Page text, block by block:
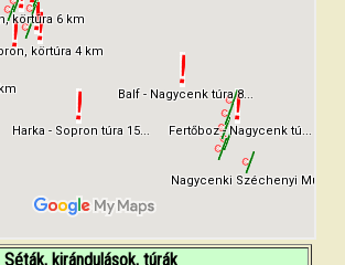
Séták, kirándulások, túrák